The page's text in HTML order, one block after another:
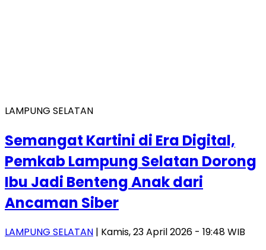
LAMPUNG SELATAN
Semangat Kartini di Era Digital,
Pemkab Lampung Selatan Dorong
Ibu Jadi Benteng Anak dari
Ancaman Siber
LAMPUNG SELATAN | Kamis, 23 April 2026 - 19:48 WIB